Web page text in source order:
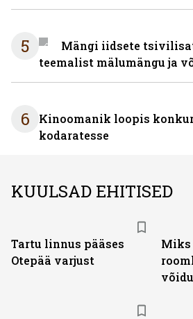
5
Mängi iidsete
teemalist mälumängu ja
6
Kinoomanik loopis
kodaratesse
KUULSAD EHITISED
Tartu linnus pääses
Otepää varjust
Miks